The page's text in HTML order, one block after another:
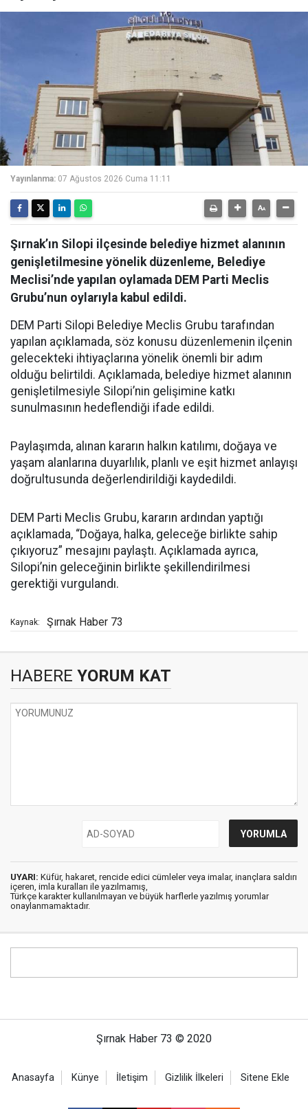
Yayınlanma: 07 Ağustos 2026 Cuma 11:11
Şırnak’ın Silopi ilçesinde belediye hizmet alanının
genişletilmesine yönelik düzenleme, Belediye
Meclisi’nde yapılan oylamada DEM Parti Meclis
Grubu’nun oylarıyla kabul edildi.
DEM Parti Silopi Belediye Meclis Grubu tarafından
yapılan açıklamada, söz konusu düzenlemenin ilçenin
gelecekteki ihtiyaçlarına yönelik önemli bir adım
olduğu belirtildi. Açıklamada, belediye hizmet alanının
genişletilmesiyle Silopi’nin gelişimine katkı
sunulmasının hedeflendiği ifade edildi.
Paylaşımda, alınan kararın halkın katılımı, doğaya ve
yaşam alanlarına duyarlılık, planlı ve eşit hizmet anlayışı
doğrultusunda değerlendirildiği kaydedildi.
DEM Parti Meclis Grubu, kararın ardından yaptığı
açıklamada, “Doğaya, halka, geleceğe birlikte sahip
çıkıyoruz” mesajını paylaştı. Açıklamada ayrıca,
Silopi’nin geleceğinin birlikte şekillendirilmesi
gerektiği vurgulandı.
Kaynak: Şırnak Haber 73
HABERE YORUM KAT
UYARI: Küfür, hakaret, rencide edici cümleler veya imalar, inançlara saldırı
içeren, imla kuralları ile yazılmamış,
Türkçe karakter kullanılmayan ve büyük harflerle yazılmış yorumlar
onaylanmamaktadır.
Şırnak Haber 73 © 2020
Anasayfa Künye İletişim Gizlilik İlkeleri Sitene Ekle